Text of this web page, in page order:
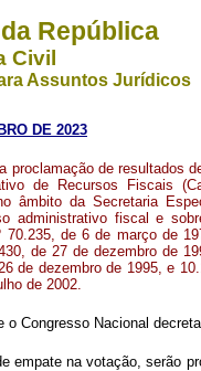
República
Civil
Assuntos Jurídicos
DE 2023
proclamação de resultados
de Recursos Fiscais
âmbito da Secretaria
administrativo fiscal e
70.235, de 6 de março de
de 27 de dezembro de
de dezembro de 1995, e
de 2002.
o Congresso Nacional
empate na votação, serão